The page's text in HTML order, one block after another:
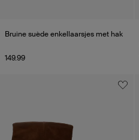
Bruine suède enkellaarsjes met hak
149.99